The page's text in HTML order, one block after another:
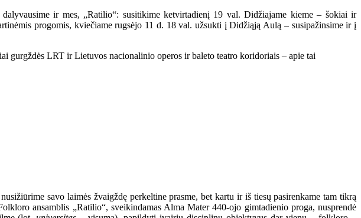
dalyvausime ir mes, „Ratilio“: susitikime ketvirtadienį 19 val. Didžiajame kieme – šokiai ir
progomis, kviečiame rugsėjo 11 d. 18 val. užsukti į Didžiąją Aulą – susipažinsime ir į
gurgždės LRT ir Lietuvos nacionalinio operos ir baleto teatro koridoriais – apie tai
savo laimės žvaigždę perkeltine prasme, bet kartu ir iš tiesų pasirenkame tam tikrą
ansamblis „Ratilio“, sveikindamas Alma Mater 440-ojo gimtadienio proga, nusprendė